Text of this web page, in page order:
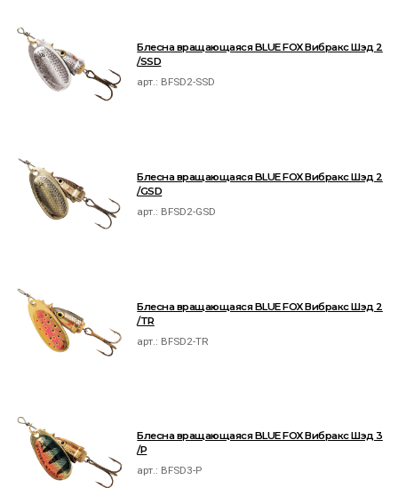
Блесна вращающаяся BLUE FOX Вибракс Шэд 2
/SSD
арт.: BFSD2-SSD
Блесна вращающаяся BLUE FOX Вибракс Шэд 2
/GSD
арт.: BFSD2-GSD
Блесна вращающаяся BLUE FOX Вибракс Шэд 2
/TR
арт.: BFSD2-TR
Блесна вращающаяся BLUE FOX Вибракс Шэд 3
/P
арт.: BFSD3-P